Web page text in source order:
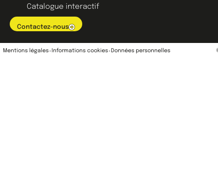
Catalogue interactif
Contactez-nous
Mentions légales Informations cookies Données personnelles